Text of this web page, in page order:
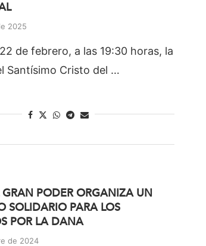
2025
de febrero, a las 19:30 horas, la
Santísimo Cristo del …
PODER ORGANIZA UN
SOLIDARIO PARA LOS
POR LA DANA
de 2024